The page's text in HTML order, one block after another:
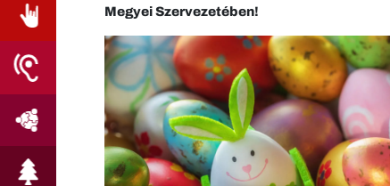
Megyei Szervezetében!